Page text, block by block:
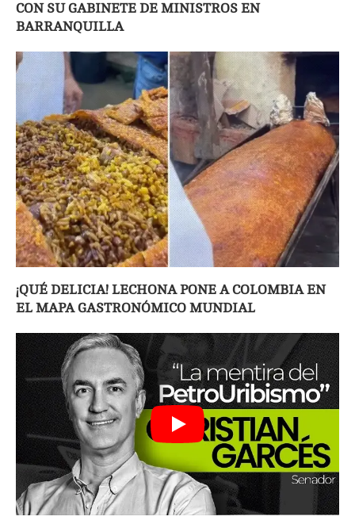
CON SU GABINETE DE MINISTROS EN
BARRANQUILLA
¡QUÉ DELICIA! LECHONA PONE A COLOMBIA EN
EL MAPA GASTRONÓMICO MUNDIAL